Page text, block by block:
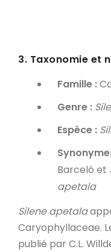
3. Taxonomie et
Famille :
Genre :
Espèce :
Barceló et
apetala
Silene apetala
Caryophyllaceae.
publié par C.L.